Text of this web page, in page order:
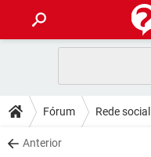
CELULAR
OUTLOOK
DICAS
JOGOS
DOWNLOADS
Fórum Rede social
Anterior